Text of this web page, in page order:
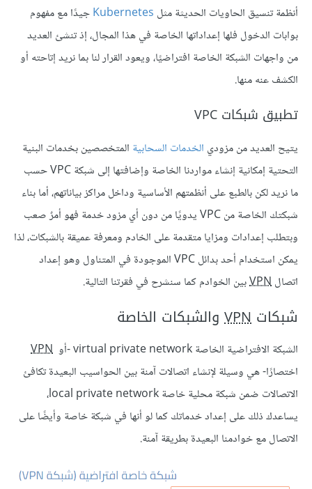
أنظمة تنسيق الحاويات الحديثة مثل Kubernetesجيدًا مع مفهوم
بوابات الدخول فلها إعداداتها الخاصة في هذا المجال، إذ تنشئ العديد
من واجهات الشبكة الخاصة افتراضيًا، ويعود القرار لنا بما نريد إتاحته أو
الكشف عنه منها.
تطبيق شبكات VPC
يتيح العديد من مزودي الخدمات السحابية المتخصصين بخدمات البنية
التحتية إمكانية إنشاء مواردنا الخاصة وإضافتها إلى شبكة VPC حسب
ما نريد لكن بالطبع على أنظمتهم الأساسية وداخل مراكز بياناتهم، أما بناء
شبكتك الخاصة من VPC يدويًا من دون أي مزود خدمة فهو أمرٌ صعب
وبتطلب إعدادات ومزايا متقدمة على الخادم ومعرفة عميقة بالشبكات، لذا
يمكن استخدام أحد بدائل VPC الموجودة في المتناول وهو إعداد
اتصالVPNبين الخوادم كما سنشرح في فقرتنا التالية.
شبكات VPN والشبكات الخاصة
الشبكة الافتراضية الخاصة virtual private network -أو
VPN
اختصارًا- هي وسيلة لإنشاء اتصالات آمنة بين الحواسيب البعيدة تكافئ
الاتصالات ضمن شبكة محلية خاصة local private network،
يساعدك ذلك على إعداد خدماتك كما لو أنها في شبكة خاصة وأيضًا على
الاتصال مع خوادمنا البعيدة بطريقة آمنة.